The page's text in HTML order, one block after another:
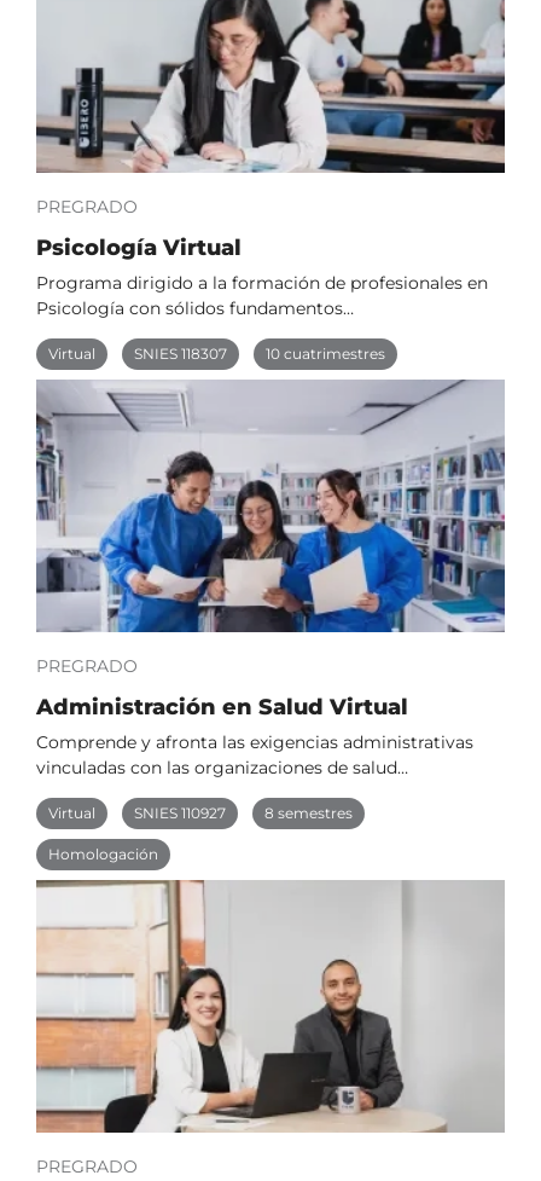
PREGRADO
Psicología Virtual
Programa dirigido a la formación de profesionales en
Psicología con sólidos fundamentos…
Virtual SNIES 118307 10 cuatrimestres
PREGRADO
Administración en Salud Virtual
Comprende y afronta las exigencias administrativas
vinculadas con las organizaciones de salud…
Virtual SNIES 110927 8 semestres
Homologación
PREGRADO